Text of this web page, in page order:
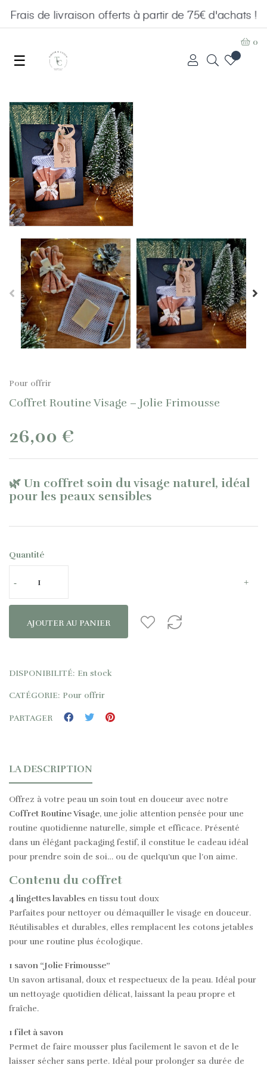
Frais de livraison offerts à partir de 75€ d'achats !
Basculer
la
navigation
☰
0
Pour offrir
Coffret Routine Visage – Jolie Frimousse
26,00 €
🌿 Un coffret soin du visage naturel, idéal
pour les peaux sensibles
Quantité
AJOUTER AU PANIER
DISPONIBILITÉ: En stock
CATÉGORIE: Pour offrir
PARTAGER
LA DESCRIPTION
Offrez à votre peau un soin tout en douceur avec notre
Coffret Routine Visage, une jolie attention pensée pour une
routine quotidienne naturelle, simple et efficace. Présenté
dans un élégant packaging festif, il constitue le cadeau idéal
pour prendre soin de soi… ou de quelqu’un que l’on aime.
Contenu du coffret
4 lingettes lavables en tissu tout doux
Parfaites pour nettoyer ou démaquiller le visage en douceur.
Réutilisables et durables, elles remplacent les cotons jetables
pour une routine plus écologique.
1 savon “Jolie Frimousse”
Un savon artisanal, doux et respectueux de la peau. Idéal pour
un nettoyage quotidien délicat, laissant la peau propre et
fraîche.
1 filet à savon
Permet de faire mousser plus facilement le savon et de le
laisser sécher sans perte. Idéal pour prolonger sa durée de